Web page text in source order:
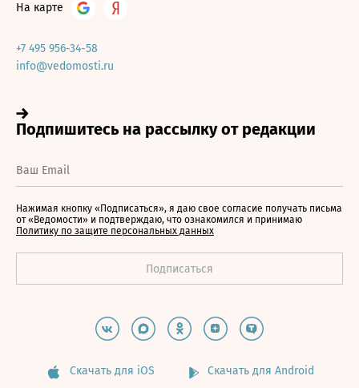
На карте
+7 495 956-34-58
info@vedomosti.ru
Нажимая кнопку «Подписаться», я даю свое согласие получать письма
от «Ведомости» и подтверждаю, что ознакомился и принимаю
Политику по защите персональных данных
Скачать для iOS Скачать для Android